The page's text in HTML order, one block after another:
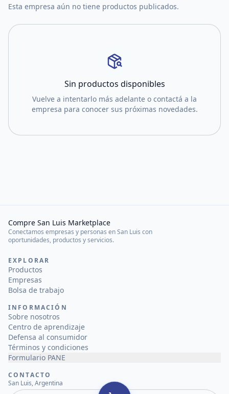
Esta empresa aún no tiene productos publicados.
Sin productos disponibles
Vuelve a intentarlo más adelante o contactá a la
empresa para conocer sus próximas novedades.
Compre San Luis Marketplace
Conectamos empresas y personas en San Luis con
oportunidades, productos y servicios.
EXPLORAR
Productos
Empresas
Bolsa de trabajo
INFORMACIÓN
Sobre nosotros
Centro de aprendizaje
Defensa al consumidor
Términos y condiciones
Formulario PANE
CONTACTO
San Luis, Argentina